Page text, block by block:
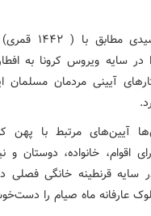
رمضان ۱۴۰۰
در سایه ویروس کرونا به
آیینی مردمان مسلمان
آیین‌های مرتبط با پهن
اقوام، خانواده، دوستان
قرنطینه خانگی فصلی
عارفانه ماه صیام را